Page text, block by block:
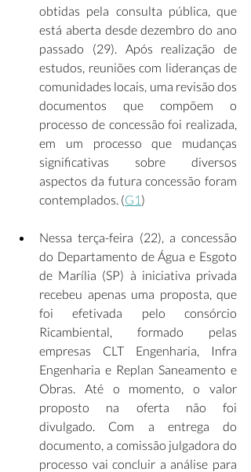
obtidas pela consulta pública, que
está aberta desde dezembro do ano
passado (29). Após realização de
estudos, reuniões com lideranças de
comunidades locais, uma revisão dos
documentos que compõem o
processo de concessão foi realizada,
em um processo que mudanças
significativas sobre diversos
aspectos da futura concessão foram
contemplados. (G1 )
Nessa terça-feira (22), a concessão
do Departamento de Água e Esgoto
de Marília (SP) à iniciativa privada
recebeu apenas uma proposta, que
foi efetivada pelo consórcio
Ricambiental, formado pelas
empresas CLT Engenharia, Infra
Engenharia e Replan Saneamento e
Obras. Até o momento, o valor
proposto na oferta não foi
divulgado. Com a entrega do
documento, a comissão julgadora do
processo vai concluir a análise para